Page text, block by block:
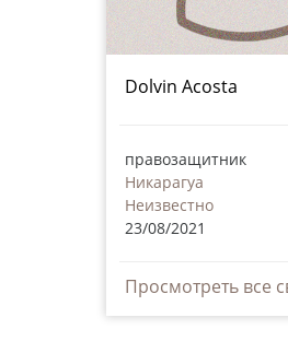
Dolvin Acosta
правозащитник
Никарагуа
Неизвестно
23/08/2021